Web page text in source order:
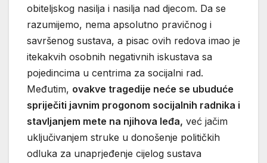
obiteljskog nasilja i nasilja nad djecom. Da se
razumijemo, nema apsolutno pravičnog i
savršenog sustava, a pisac ovih redova imao je
itekakvih osobnih negativnih iskustava sa
pojedincima u centrima za socijalni rad.
Međutim, ovakve tragedije neće se ubuduće
spriječiti javnim progonom socijalnih radnika i
stavljanjem mete na njihova leđa, već jačim
uključivanjem struke u donošenje političkih
odluka za unaprjeđenje cijelog sustava